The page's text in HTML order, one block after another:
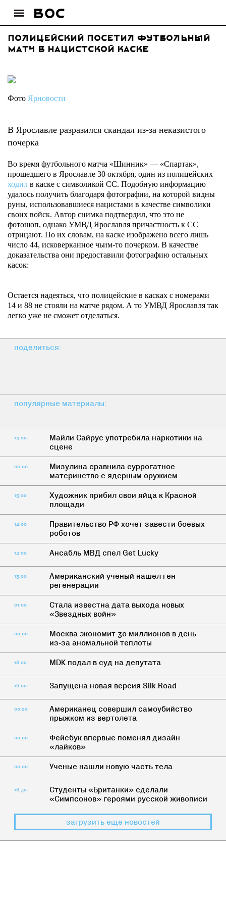
Полицейский посетил футбольный
матч в нацистской каске
Фото Ярновости
В Ярославле разразился скандал из-за неказистого
почерка
Во время футбольного матча «Шинник» — «Спартак»,
прошедшего в Ярославле 30 октября, один из полицейских
ходил в каске с символикой СС. Подобную информацию
удалось получить благодаря фотографии, на которой видны
руны, использовавшиеся нацистами в качестве символики
своих войск. Автор снимка подтвердил, что это не
фотошоп, однако УМВД Ярославля причастность к СС
отрицают. По их словам, на каске изображено всего лишь
число 44, исковерканное чьим-то почерком. В качестве
доказательства они предоставили фотографию остальных
касок:
Остается надеяться, что полицейские в касках с номерами
14 и 88 не стояли на матче рядом. А то УМВД Ярославля так
легко уже не сможет отделаться.
поделиться:
популярные материалы:
14:00
Майли Сайрус употребила наркотики на
сцене
00:00
Мизулина сравнила суррогатное
материнство с ядерным оружием
15:00
Художник прибил свои яйца к Красной
площади
14:00
Правительство РФ хочет завести боевых
роботов
14:00 Ансабль МВД спел Get Lucky
13:00
Американский ученый нашел ген
регенерации
01:00
Стала известна дата выхода новых
«Звездных войн»
00:00
Москва экономит 30 миллионов в день
из-за аномальной теплоты
18:00 MDK подал в суд на депутата
16:00 Запущена новая версия Silk Road
00:20
Американец совершил самоубийство
прыжком из вертолета
00:00
Фейсбук впервые поменял дизайн
«лайков»
00:00 Ученые нашли новую часть тела
18:30
Студенты «Британки» сделали
«Симпсонов» героями русской живописи
загрузить еще новостей